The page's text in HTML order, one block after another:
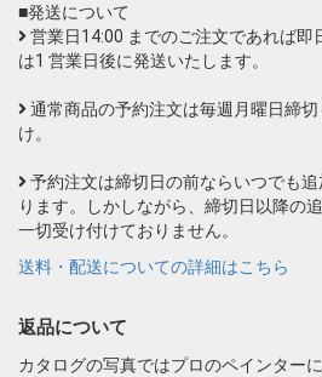
■発送について
営業日14:00 までのご注文であれば即
は1 営業日後に発送いたします。
通常商品の予約注文は毎週月曜日締
け。
予約注文は締切日の前ならいつでも
ります。しかしながら、締切日以降の
一切受け付けておりません。
送料・配送についての詳細はこちら
返品について
カタログの写真ではプロのペインター